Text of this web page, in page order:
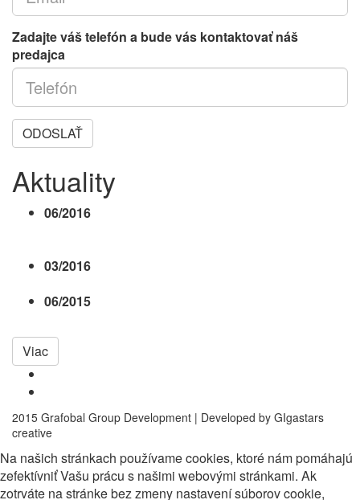
Zadajte váš telefón a bude vás kontaktovať náš
predajca
ODOSLAŤ
Aktuality
06/2016
03/2016
06/2015
Viac
2015 Grafobal Group Development | Developed by GIgastars
creative
Na našich stránkach používame cookies, ktoré nám pomáhajú
zefektívniť Vašu prácu s našimi webovými stránkami. Ak
zotrváte na stránke bez zmeny nastavení súborov cookie,